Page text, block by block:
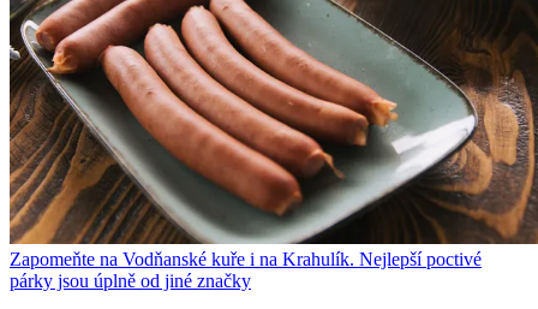
Zapomeňte na Vodňanské kuře i na Krahulík. Nejlepší poctivé
párky jsou úplně od jiné značky